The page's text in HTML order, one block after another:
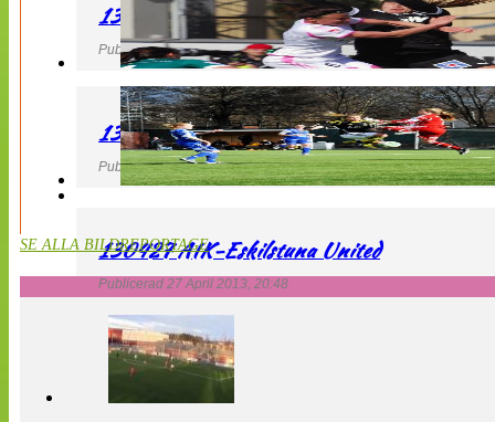
130427 IF Limhamn Bunkeflo – QBIK
Publicerad 27 April 2013, 21:10
130427 LdB FC Malmö – Mallbackens IF
Publicerad 27 April 2013, 20:54
130427 AIK-Eskilstuna United
Publicerad 27 April 2013, 20:48
SE ALLA BILDREPORTAGE